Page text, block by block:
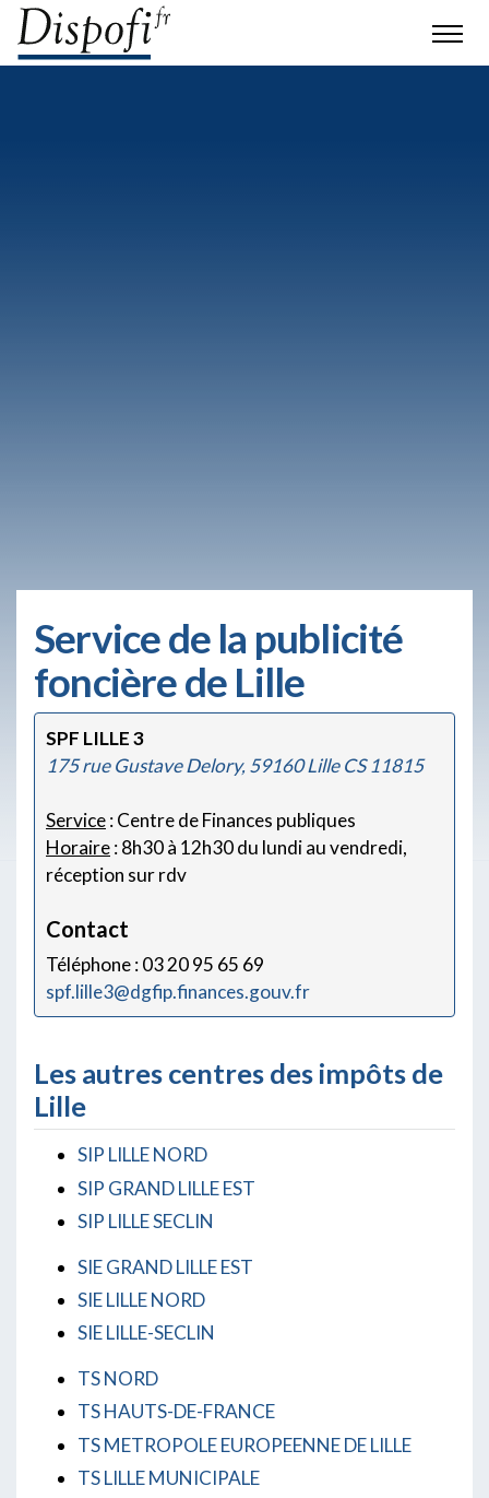
Service de la publicité
foncière de Lille
SPF LILLE 3
175 rue Gustave Delory, 59160 Lille CS 11815
Service: Centre de Finances publiques
Horaire: 8h30 à 12h30 du lundi au vendredi,
réception sur rdv
Contact
Téléphone : 03 20 95 65 69
spf.lille3@dgfip.finances.gouv.fr
Les autres centres des impôts de
Lille
SIP LILLE NORD
SIP GRAND LILLE EST
SIP LILLE SECLIN
SIE GRAND LILLE EST
SIE LILLE NORD
SIE LILLE-SECLIN
TS NORD
TS HAUTS-DE-FRANCE
TS METROPOLE EUROPEENNE DE LILLE
TS LILLE MUNICIPALE